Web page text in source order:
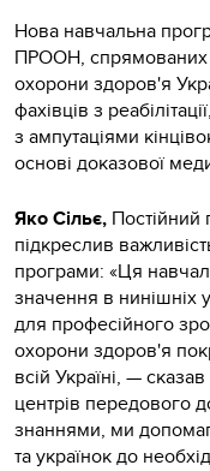
Нова навчальна
ПРООН, спрямованих
охорони здоров'я
фахівців з
з ампутаціями
основі доказової
Яко Сільє,
підкреслив
програми: «Ця
значення в нинішніх
для професійного
охорони здоров'я
всій Україні, —
центрів передового
знаннями, ми
та українок до